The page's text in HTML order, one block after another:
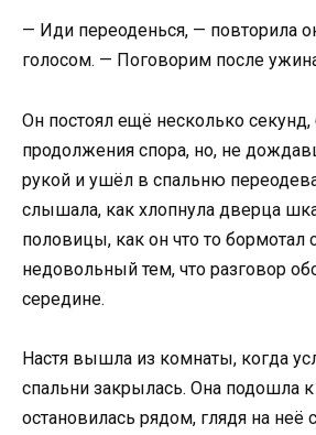
— Иди переоденься, — повторила
голосом. — Поговорим после
Он постоял ещё несколько
продолжения спора, но, не
рукой и ушёл в спальню
слышала, как хлопнула дверца
половицы, как он что то бормотал
недовольный тем, что разговор
середине.
Настя вышла из комнаты, когда
спальни закрылась. Она подошла
остановилась рядом, глядя на неё